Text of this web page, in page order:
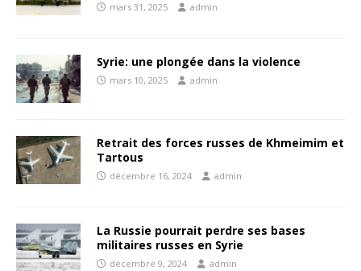
mars 31, 2025 admin
Syrie: une plongée dans la violence
mars 10, 2025 admin
Retrait des forces russes de Khmeimim et
Tartous
décembre 16, 2024 admin
La Russie pourrait perdre ses bases
militaires russes en Syrie
décembre 9, 2024 admin